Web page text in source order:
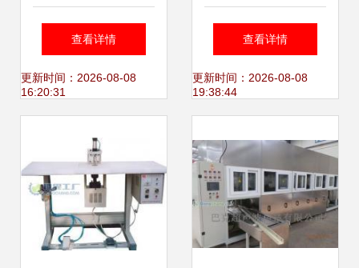
精密的工业利器
查看详情
更新时间：2026-08-08
16:20:31
备全解析 以中期科
技智慧厕所为例
查看详情
更新时间：2026-08-08
19:38:44